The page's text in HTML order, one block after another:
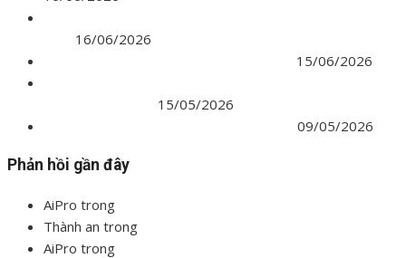
16/06/2026
15/06/2026
15/05/2026
09/05/2026
Phản hồi gần đây
AiPro trong
Thành an trong
AiPro trong